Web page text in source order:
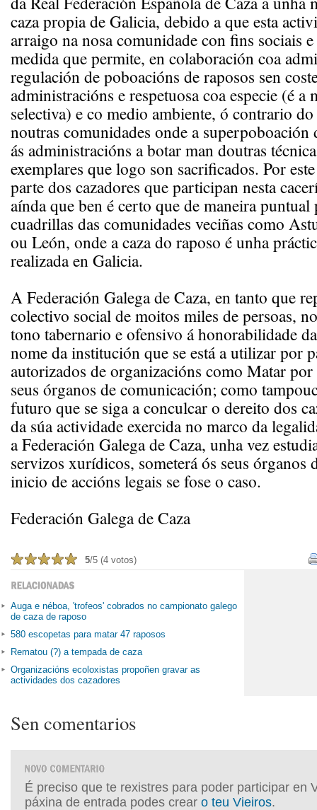
caza propia de Galicia, debido a que esta
arraigo na nosa comunidade con fins sociais
medida que permite, en colaboración coa
regulación de poboacións de raposos sen
administracións e respetuosa coa especie (é a
selectiva) e co medio ambiente, ó contrario do
noutras comunidades onde a superpoboación
ás administracións a botar man doutras
exemplares que logo son sacrificados. Por
parte dos cazadores que participan nesta
aínda que ben é certo que de maneira
cuadrillas das comunidades veciñas como
ou León, onde a caza do raposo é unha
realizada en Galicia.
A Federación Galega de Caza, en tanto que
colectivo social de moitos miles de persoas,
tono tabernario e ofensivo á honorabilidade
nome da institución que se está a utilizar por
autorizados de organizacións como Matar
seus órganos de comunicación; como
futuro que se siga a conculcar o dereito dos
da súa actividade exercida no marco da
a Federación Galega de Caza, unha vez
servizos xurídicos, someterá ós seus órganos
inicio de accións legais se fose o caso.
Federación Galega de Caza
5/5 (4 votos)
Auga e néboa, 'trofeos' cobrados no campionato galego
de caza de raposo
580 escopetas para matar 47 raposos
Rematou (?) a tempada de caza
Organizacións ecoloxistas propoñen gravar as
actividades dos cazadores
Sen comentarios
É preciso que te rexistres para poder participar en
páxina de entrada podes crear o teu Vieiros.